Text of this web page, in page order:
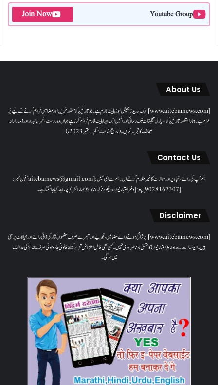
Youtube Group
Join Now
About Us
[www.aitebarnews.com] ایک جدید ڈیجیٹل نیوز پلیٹ فارم ہے۔ جو قارئین کو مستند خبریں اور مضامین فراہم کرنے کے لیے پُر
عزم ہے۔ ہمارا مقصدقارئین کو معیاری تخلیقات تک رسائی اور انہیں ایک ایسا پلیٹ فارم فراہم کرنا ہے جہاں وہ درست، غیر جانبدار اور ذمہ دارانہ
صحافت کا تجربہ کریں۔( تاریخ اشاعت : یکم؍ ستمبر 2023ء)
Contact Us
ہم آپ کی رائے، تجاویز اور سوالات کا خیرمقدم کرتے ہیں۔ ہم سےای میل: [aitebarnews@gmail.com]فون نمبر:
[9028167307]پتہ: [دفتر اعتبار نیوز، ، دیگلور ناکہ، ناندیڑ(مہاراشٹر) ] پر رابطہ کیا جاسکتا ہے۔
Disclaimer
[www.aitebarnews.com] پر شائع ہونے والے مضامین، تجزیے اور تبصرے صرف مضمون نگار کی ذاتی رائے اور خیالات پر مبنی
ہیں۔ ان خیالات سے ادارہ (اعتبار نیوز) کا متفق ہونا ضروری نہیں۔ کسی بھی قابل اعتراض تحریر کیلئے قانونی چارہ جوئی صرف ناندیڑ کی عدالت
میں ہوگی۔